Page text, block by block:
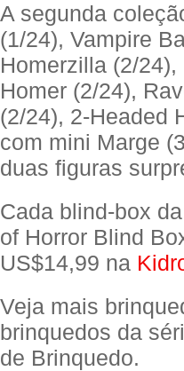
A segunda
(1/24), Vampire
Homerzilla (2/
Homer (2/24),
(2/24), 2-Headed
com mini Marge
duas figuras
Cada blind-box
of Horror Blind
US$14,99 na
Veja mais
brinquedos da
de Brinquedo.